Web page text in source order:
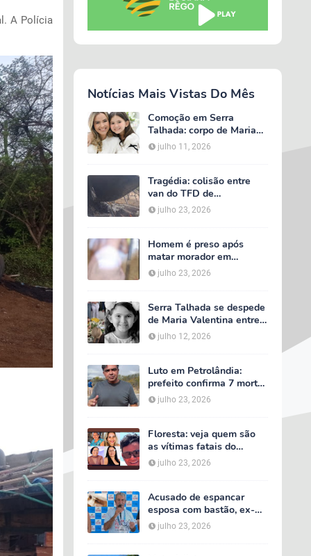
A Polícia
Notícias Mais Vistas Do Mês
Comoção em Serra
Talhada: corpo de Maria
Valentina é liberado e
velório começa às 5h
julho 11, 2026
Tragédia: colisão entre
van do TFD de
Petrolândia e caminhão
deixa sete mortos em
julho 23, 2026
Homem é preso após
matar morador em
situação de rua e espalhar
sal sobre o corpo em
julho 23, 2026
Serra Talhada se despede
de Maria Valentina entre
lágrimas, louvores e uma
multidão que caminhou ao
julho 12, 2026
Luto em Petrolândia:
prefeito confirma 7 mortes
e 4 feridos em tragédia
com van do TFD e decreta
julho 23, 2026
Floresta: veja quem são
as vítimas fatais do
acidente entre van do TFD
e caminhão na PE-360
julho 23, 2026
Acusado de espancar
esposa com bastão, ex-
secretário de Calumbi
será julgado por tentativa
julho 23, 2026